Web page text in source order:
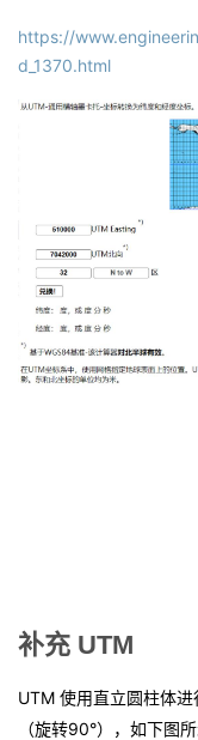
https://
d_1370.html
补充 UTM
UTM 使用直立圆柱体
（旋转90°），如下图